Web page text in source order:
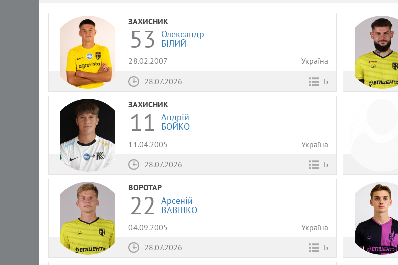
ЗАХИСНИК
53
Олександр
БІЛИЙ
28.02.2007
Україна
28.07.2026
Б
ЗАХИСНИК
11
Андрій
БОЙКО
11.04.2005
Україна
28.07.2026
Б
ВОРОТАР
22
Арсеній
ВАВШКО
04.09.2005
Україна
28.07.2026
Б